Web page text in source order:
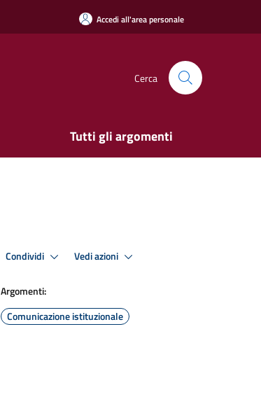
Accedi all'area personale
Cerca
Tutti gli argomenti
Condividi Vedi azioni
Argomenti:
Comunicazione istituzionale